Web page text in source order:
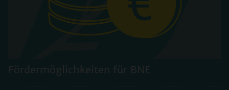
Fördermöglichkeiten für BNE